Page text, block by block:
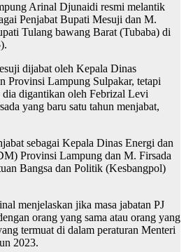
Arinal Djunaidi resmi melantik
Penjabat Bupati Mesuji dan M.
Tulang bawang Barat (Tubaba) di
dijabat oleh Kepala Dinas
Provinsi Lampung Sulpakar, tetapi
dia digantikan oleh Febrizal Levi
yang baru satu tahun menjabat,
sebagai Kepala Dinas Energi dan
Provinsi Lampung dan M. Firsada
Bangsa dan Politik (Kesbangpol)
menjelaskan jika masa jabatan PJ
orang yang sama atau orang yang
termuat di dalam peraturan Menteri
2023.